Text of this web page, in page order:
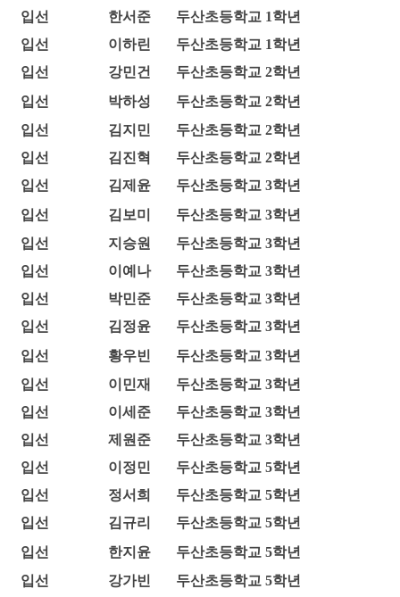
입선
한서준
두산초등학교 1학년
입선
이하린
두산초등학교 1학년
입선
강민건
두산초등학교 2학년
입선
박하성
두산초등학교 2학년
입선
김지민
두산초등학교 2학년
입선
김진혁
두산초등학교 2학년
입선
김제윤
두산초등학교 3학년
입선
김보미
두산초등학교 3학년
입선
지승원
두산초등학교 3학년
입선
이예나
두산초등학교 3학년
입선
박민준
두산초등학교 3학년
입선
김정윤
두산초등학교 3학년
입선
황우빈
두산초등학교 3학년
입선
이민재
두산초등학교 3학년
입선
이세준
두산초등학교 3학년
입선
제원준
두산초등학교 3학년
입선
이정민
두산초등학교 5학년
입선
정서희
두산초등학교 5학년
입선
김규리
두산초등학교 5학년
입선
한지윤
두산초등학교 5학년
입선
강가빈
두산초등학교 5학년